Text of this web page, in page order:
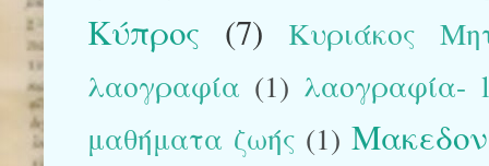
Κύπρος (7)
Κυριάκος
λαογραφία (1) λαογραφία-
μαθήματα ζωής (1)